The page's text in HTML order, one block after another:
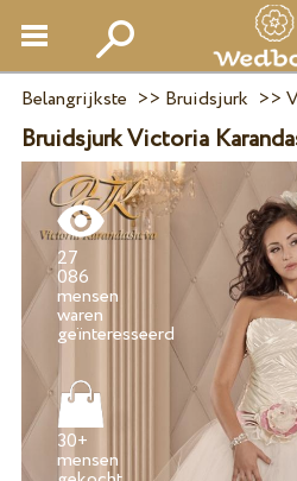
Belangrijkste >> Bruidsjurk >>
Bruidsjurk Victoria
27
086
mensen
waren
30+
mensen